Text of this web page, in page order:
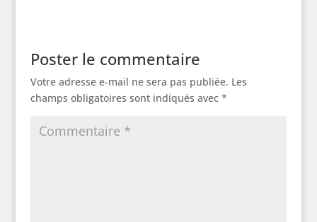
Poster le commentaire
Votre adresse e-mail ne sera pas publiée. Les
champs obligatoires sont indiqués avec *